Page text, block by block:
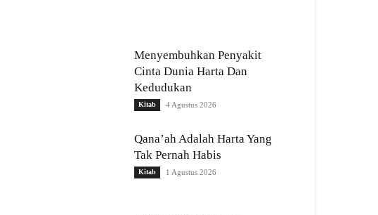
Menyembuhkan Penyakit
Cinta Dunia Harta Dan
Kedudukan
Kitab 4 Agustus 2026
Qana’ah Adalah Harta Yang
Tak Pernah Habis
Kitab 1 Agustus 2026